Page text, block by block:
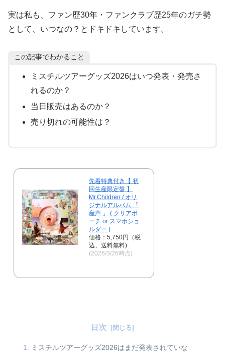
実は私も、ファン歴30年・ファンクラブ歴25年のガチ勢
として、いつなの？とドキドキしています。
この記事でわかること
ミスチルツアーグッズ2026はいつ発表・発売さ
れるのか？
当日販売はあるのか？
売り切れの可能性は？
先着特典付き【 初
回生産限定盤 】
Mr.Children / オリ
ジナルアルバム 「
産声 」 ( クリアポ
ーチ or スマホショ
ルダー )
価格：5,750円（税
込、送料無料)
(2026/3/26時点)
目次
ミスチルツアーグッズ2026はまだ発表されていな